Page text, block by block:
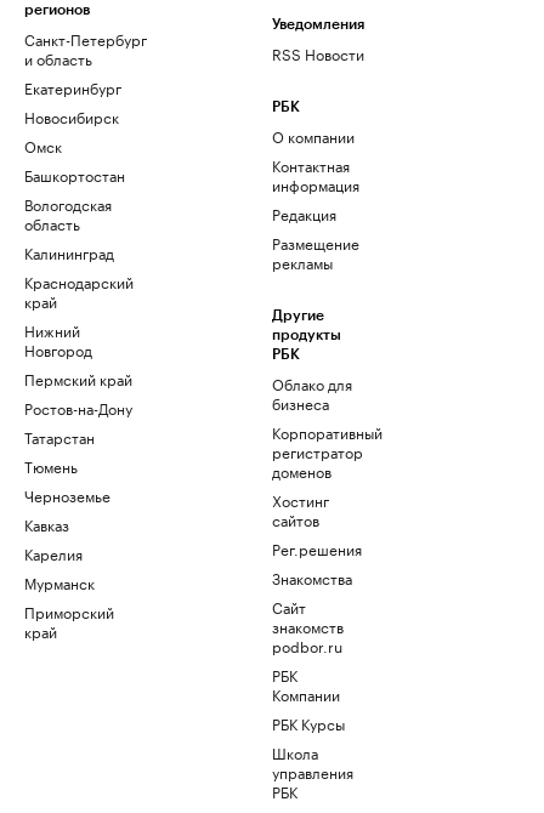
регионов
Санкт-Петербург
и область
Екатеринбург
Новосибирск
Омск
Башкортостан
Вологодская
область
Калининград
Краснодарский
край
Нижний
Новгород
Пермский край
Ростов-на-Дону
Татарстан
Тюмень
Черноземье
Кавказ
Карелия
Мурманск
Приморский
край
Уведомления
RSS Новости
РБК
О компании
Контактная
информация
Редакция
Размещение
рекламы
Другие
продукты
РБК
Облако для
бизнеса
Корпоративный
регистратор
доменов
Хостинг
сайтов
Рег.решения
Знакомства
Сайт
знакомств
podbor.ru
РБК
Компании
РБК Курсы
Школа
управления
РБК